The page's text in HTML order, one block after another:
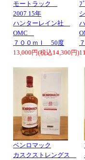
モートラック
2007 15年
ハンターレイン社
OMC
７００ｍｌ 50度
13,000円(税込14,300円)
ﾌ
ベンロマック
カスクストレングス